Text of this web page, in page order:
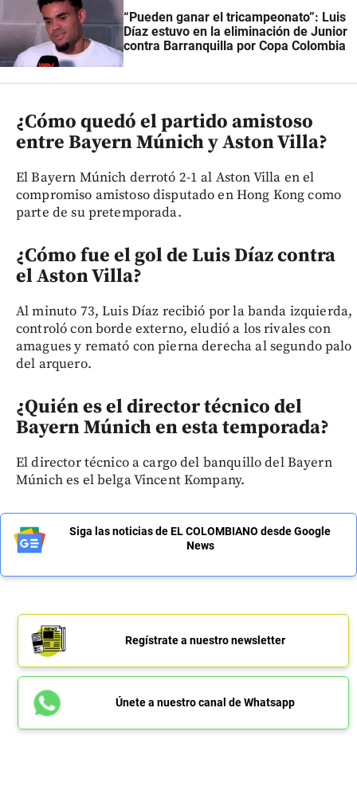
“Pueden ganar el tricampeonato”: Luis
Díaz estuvo en la eliminación de Junior
contra Barranquilla por Copa Colombia
¿Cómo quedó el partido amistoso
entre Bayern Múnich y Aston Villa?
El Bayern Múnich derrotó 2-1 al Aston Villa en el
compromiso amistoso disputado en Hong Kong como
parte de su pretemporada.
¿Cómo fue el gol de Luis Díaz contra
el Aston Villa?
Al minuto 73, Luis Díaz recibió por la banda izquierda,
controló con borde externo, eludió a los rivales con
amagues y remató con pierna derecha al segundo palo
del arquero.
¿Quién es el director técnico del
Bayern Múnich en esta temporada?
El director técnico a cargo del banquillo del Bayern
Múnich es el belga Vincent Kompany.
Siga las noticias de EL COLOMBIANO desde Google
News
Regístrate a nuestro newsletter
Únete a nuestro canal de Whatsapp